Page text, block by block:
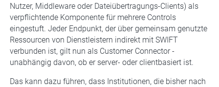
Nutzer, Middleware oder Dateiübertragungs-Clients) als
verpflichtende Komponente für mehrere Controls
eingestuft. Jeder Endpunkt, der über gemeinsam genutzte
Ressourcen von Dienstleistern indirekt mit SWIFT
verbunden ist, gilt nun als Customer Connector -
unabhängig davon, ob er server- oder clientbasiert ist.
Das kann dazu führen, dass Institutionen, die bisher nach